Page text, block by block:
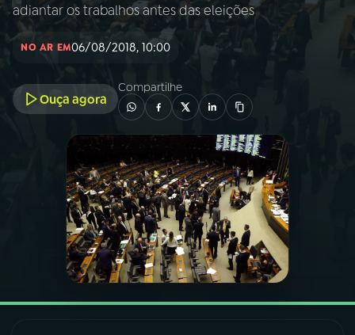
INÍCIO
A RÁDIO
PROGRAMAÇÃO
PROGRAMAS
PODCASTS
06VIDEOCASTS
adiantar os trabalhos antes das eleições
NO AR EM06/08/2018, 10:00
Ouça agora
Compartilhe